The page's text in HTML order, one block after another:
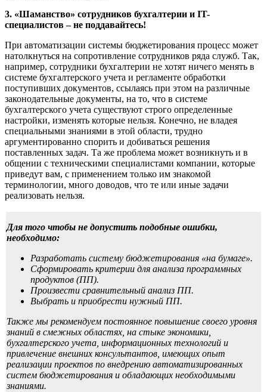
3. «Шаманство» сотрудников бухгалтерии и IT-
специалистов – не поддавайтесь!
При автоматизации системы бюджетирования процесс может
натолкнуться на сопротивление сотрудников ряда служб. Так,
например, сотрудники бухгалтерии не хотят ничего менять в
системе бухгалтерского учета и регламенте обработки
поступивших документов, ссылаясь при этом на различные
законодательные документы, на то, что в системе
бухгалтерского учета существуют строго определенные
настройки, изменять которые нельзя. Конечно, не владея
специальными знаниями в этой области, трудно
аргументированно спорить и добиваться решения
поставленных задач. Та же проблема может возникнуть и в
общении с техническими специалистами компании, которые
приведут вам, с применением только им знакомой
терминологии, много доводов, что те или иные задачи
реализовать нельзя.
Для того чтобы не допустить подобные ошибки,
необходимо:
Разработать систему бюджетирования «на бумаге».
Сформировать критерии для анализа программных
продуктов (ПП).
Произвести сравнительный анализ ПП.
Выбрать и приобрести нужный ПП.
Также мы рекомендуем постоянное повышение своего уровня
знаний в смежных областях, на стыке экономики,
бухгалтерского учета, информационных технологий и
привлечение внешних консультантов, имеющих опыт
реализации проектов по внедрению автоматизированных
систем бюджетирования и обладающих необходимыми
знаниями.